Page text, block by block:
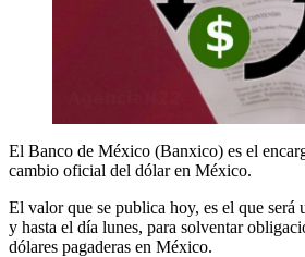
El Banco de México (Banxico) es el
cambio oficial del dólar en México.
El valor que se publica hoy, es el que será
y hasta el día lunes, para solventar
dólares pagaderas en México.